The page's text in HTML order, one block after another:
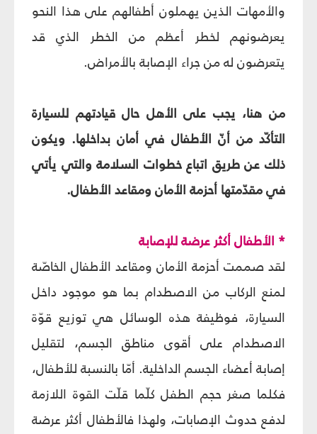
والأمهات الذين يهملون أطفالهم على هذا النحو
يعرضونهم لخطر أعظم من الخطر الذي قد
يتعرضون له من جراء الإصابة بالأمراض.
من هنا، يجب على الأهل حال قيادتهم للسيارة
التأكّد من أنّ الأطفال في أمان بداخلها. ويكون
ذلك عن طريق اتباع خطوات السلامة والتي يأتي
في مقدّمتها أحزمة الأمان ومقاعد الأطفال.
* الأطفال أكثر عرضة للإصابة
لقد صممت أحزمة الأمان ومقاعد الأطفال الخاصّة
لمنع الركاب من الاصطدام بما هو موجود داخل
السيارة، فوظيفة هذه الوسائل هي توزيع قوّة
الاصطدام على أقوى مناطق الجسم، لتقليل
إصابة أعضاء الجسم الداخلية. أمّا بالنسبة للأطفال،
فكلما صغر حجم الطفل كلّما قلّت القوة اللازمة
لدفع حدوث الإصابات، ولهذا فالأطفال أكثر عرضة